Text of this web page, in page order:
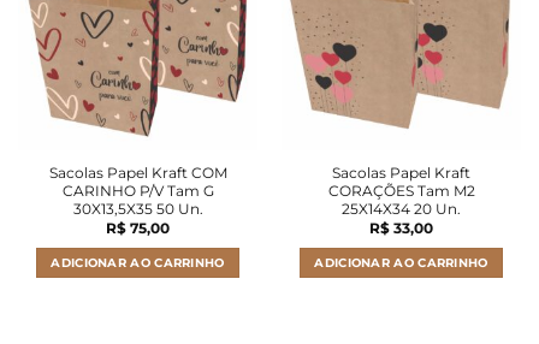
Sacolas Papel Kraft COM
CARINHO P/V Tam G
30X13,5X35 50 Un.
R$ 75,00
ADICIONAR AO CARRINHO
Sacolas Papel Kraft
CORAÇÕES Tam M2
25X14X34 20 Un.
R$ 33,00
ADICIONAR AO CARRINHO